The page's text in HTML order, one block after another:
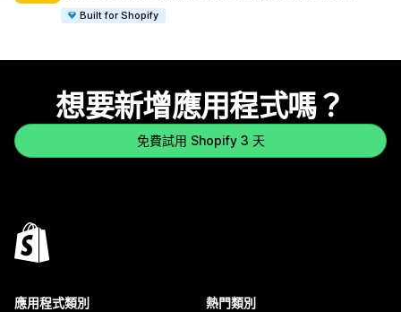
Built for Shopify
想要新增應用程式嗎？
免費試用 Shopify 3 天
應用程式類別 熱門類別